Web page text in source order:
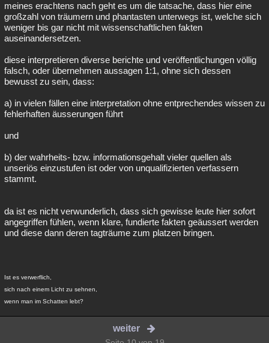
meines erachtens nach geht es um die tatsache, dass hier eine
großzahl von träumern und phantasten unterwegs ist, welche sich
weniger bis gar nicht mit wissenschaftlichen fakten
auseinandersetzen.
diese interpretieren diverse berichte und veröffentlichungen völlig
falsch, oder übernehmen aussagen 1:1, ohne sich dessen
bewusst zu sein, dass:
a) in vielen fällen eine interpretation ohne entprechendes wissen zu
fehlerhaften äusserungen führt
und
b) der wahrheits- bzw. informationsgehalt vieler quellen als
unseriös einzustufen ist oder von unqualifizierten verfassern
stammt.
da ist es nicht verwunderlich, dass sich gewisse leute hier sofort
angegriffen fühlen, wenn klare, fundierte fakten geäussert werden
und diese dann deren tagträume zum platzen bringen.
Ist es verwerflich,
sich nach einem Licht zu sehnen,
wenn man im Schatten lebt?
weiter